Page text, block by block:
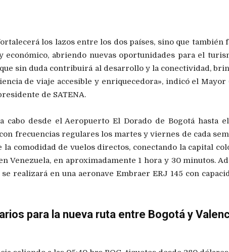
los lazos entre los dos países, sino que también
económico, abriendo nuevas oportunidades para el
sin duda contribuirá al desarrollo y la conectividad,
de viaje accesible y enriquecedora», indicó el Mayor
de SATENA.
cabo desde el Aeropuerto El Dorado de Bogotá hasta
frecuencias regulares los martes y viernes de cada
comodidad de vuelos directos, conectando la capital
Venezuela, en aproximadamente 1 hora y 30 minutos.
realizará en una aeronave Embraer ERJ 145 con
para la nueva ruta entre Bogotá y